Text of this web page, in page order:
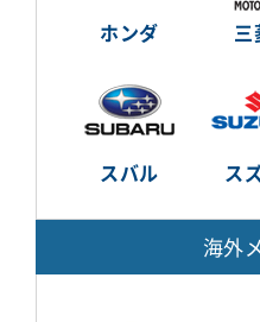
ホンダ 三
スバル ス
海外